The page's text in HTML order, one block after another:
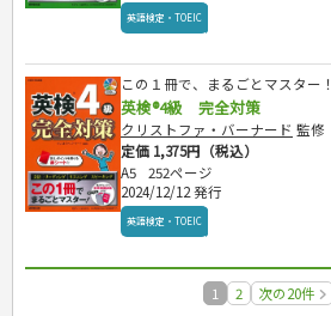
英語検定・TOEIC
この１冊で、まるごとマスター！
英検®4級 完全対策
クリストファ・バーナード 監修
定価 1,375円（税込）
A5
252ページ
2024/12/12 発行
英語検定・TOEIC
1 2 次の20件